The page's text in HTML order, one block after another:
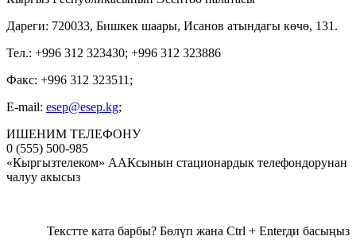
Дареги: 720033, Бишкек шаары, Исанов атындагы көчө, 131.
Тел.: +996 312 323430; +996 312 323886
Факс: +996 312 323511;
E-mail: esep@esep.kg;
ИШЕНИМ ТЕЛЕФОНУ
0 (555) 500-985
«Кыргызтелеком» ААКсынын стационардык телефондорунан
чалуу акысыз
Текстте ката барбы? Бөлүп жана Ctrl + Enterди басыңыз